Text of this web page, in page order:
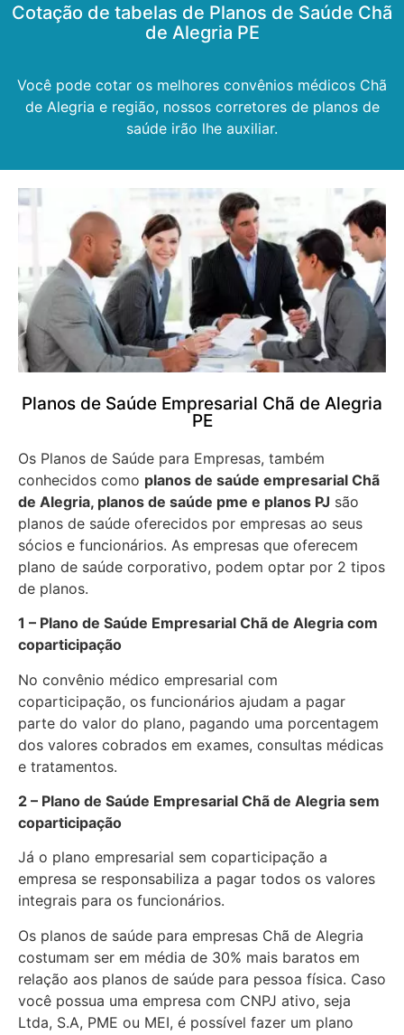
Cotação de tabelas de Planos de Saúde Chã
de Alegria PE
Você pode cotar os melhores convênios médicos Chã
de Alegria e região, nossos corretores de planos de
saúde irão lhe auxiliar.
Planos de Saúde Empresarial Chã de Alegria
PE
Os Planos de Saúde para Empresas, também
conhecidos como planos de saúde empresarial Chã
de Alegria, planos de saúde pme e planos PJ são
planos de saúde oferecidos por empresas ao seus
sócios e funcionários. As empresas que oferecem
plano de saúde corporativo, podem optar por 2 tipos
de planos.
1 – Plano de Saúde Empresarial Chã de Alegria com
coparticipação
No convênio médico empresarial com
coparticipação, os funcionários ajudam a pagar
parte do valor do plano, pagando uma porcentagem
dos valores cobrados em exames, consultas médicas
e tratamentos.
2 – Plano de Saúde Empresarial Chã de Alegria sem
coparticipação
Já o plano empresarial sem coparticipação a
empresa se responsabiliza a pagar todos os valores
integrais para os funcionários.
Os planos de saúde para empresas Chã de Alegria
costumam ser em média de 30% mais baratos em
relação aos planos de saúde para pessoa física. Caso
você possua uma empresa com CNPJ ativo, seja
Ltda, S.A, PME ou MEI, é possível fazer um plano